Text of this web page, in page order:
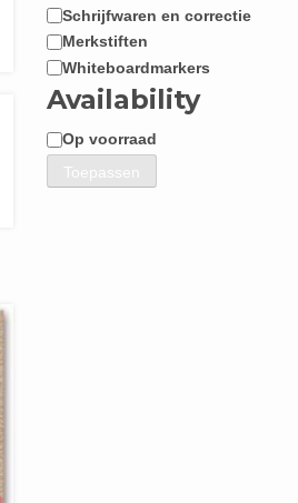
Categorie
Schrijfwaren en correctie
Merkstiften
Whiteboardmarkers
Availability
Beschikbaarheid
Op voorraad
Toepassen